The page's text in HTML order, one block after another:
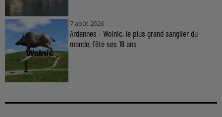
7 août 2026
Ardennes - Woinic, le plus grand sanglier du
monde, fête ses 18 ans